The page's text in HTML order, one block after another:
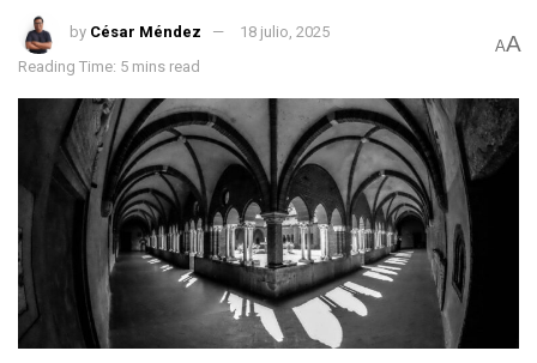
by César Méndez
18 julio, 2025
Reading Time: 5 mins read
AA